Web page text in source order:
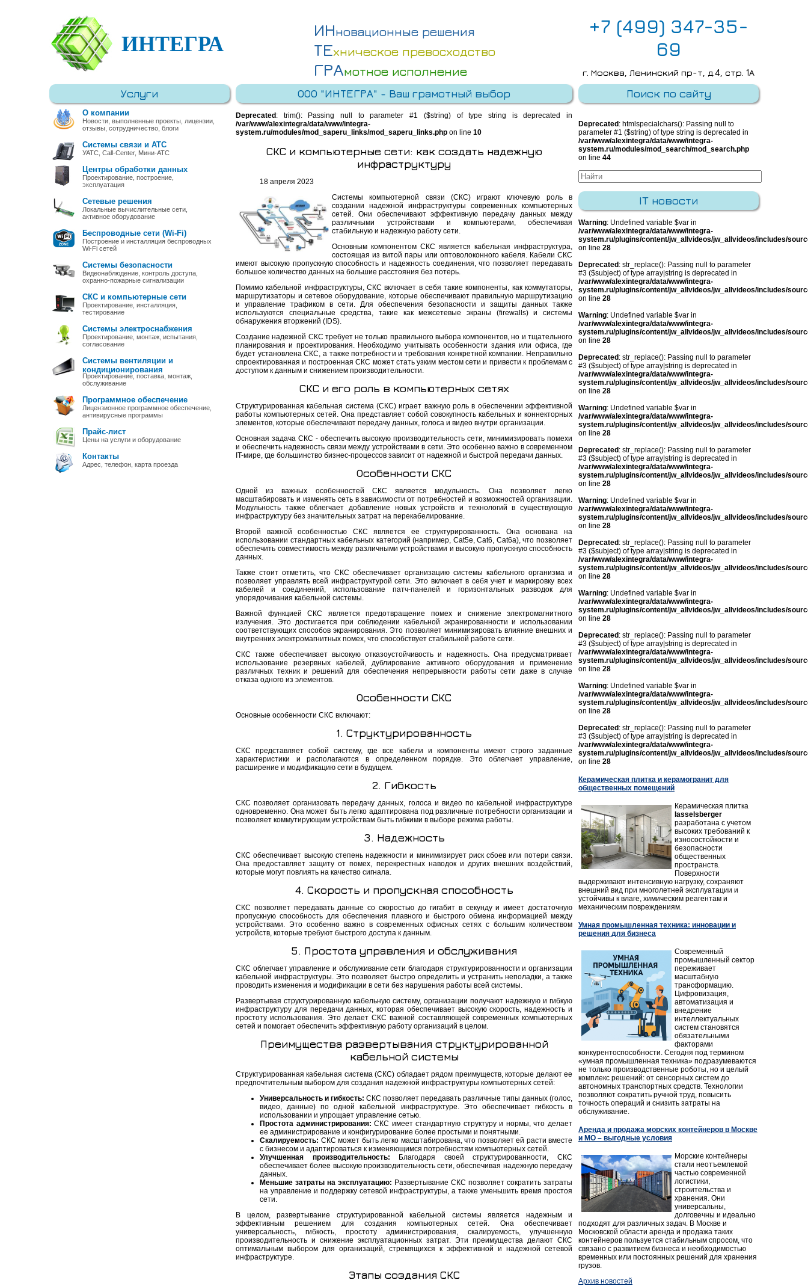
ИНТЕГРА
ИНновационные решения
ТЕхническое превосходство
ГРАмотное исполнение
+7 (499) 347-35-
69
г. Москва, Ленинский пр-т, д.4, стр. 1А
E-mail:info@integra-system.ru
Услуги
О компании
Новости, выполненные проекты, лицензии,
отзывы, сотрудничество, блоги
Системы связи и АТС
УАТС, Call-Center, Мини-АТС
Центры обработки данных
Проектирование, построение,
эксплуатация
Сетевые решения
Локальные вычислительные сети,
активное оборудование
Беспроводные сети (Wi-Fi)
Построение и инсталляция беспроводных
Wi-Fi сетей
Системы безопасности
Видеонаблюдение, контроль доступа,
охранно-пожарные сигнализации
СКС и компьютерные сети
Проектирование, инсталляция,
тестирование
Системы электроснабжения
Проектирование, монтаж, испытания,
согласование
Системы вентиляции и
кондиционирования
Проектирование, поставка, монтаж,
обслуживание
Программное обеспечение
Лицензионное программное обеспечение,
антивирусные программы
Прайс-лист
Цены на услуги и оборудование
Контакты
Адрес, телефон, карта проезда
ООО "ИНТЕГРА" - Ваш грамотный выбор
Deprecated : trim(): Passing null to parameter #1 ($string) of type string is deprecated in
/var/www/alexintegra/data/www/integra-
system.ru/modules/mod_saperu_links/mod_saperu_links.php on line 10
СКС и компьютерные сети: как создать надежную
инфраструктуру
18 апреля 2023
Системы компьютерной связи (СКС) играют ключевую роль в
создании надежной инфраструктуры современных компьютерных
сетей. Они обеспечивают эффективную передачу данных между
различными устройствами и компьютерами, обеспечивая
стабильную и надежную работу сети.
Основным компонентом СКС является кабельная инфраструктура,
состоящая из витой пары или оптоволоконного кабеля. Кабели СКС
имеют высокую пропускную способность и надежность соединения, что позволяет передавать
большое количество данных на большие расстояния без потерь.
Помимо кабельной инфраструктуры, СКС включает в себя такие компоненты, как коммутаторы,
маршрутизаторы и сетевое оборудование, которые обеспечивают правильную маршрутизацию
и управление трафиком в сети. Для обеспечения безопасности и защиты данных также
используются специальные средства, такие как межсетевые экраны (firewalls) и системы
обнаружения вторжений (IDS).
Создание надежной СКС требует не только правильного выбора компонентов, но и тщательного
планирования и проектирования. Необходимо учитывать особенности здания или офиса, где
будет установлена СКС, а также потребности и требования конкретной компании. Неправильно
спроектированная и построенная СКС может стать узким местом сети и привести к проблемам с
доступом к данным и снижением производительности.
СКС и его роль в компьютерных сетях
Структурированная кабельная система (СКС) играет важную роль в обеспечении эффективной
работы компьютерных сетей. Она представляет собой совокупность кабельных и коннекторных
элементов, которые обеспечивают передачу данных, голоса и видео внутри организации.
Основная задача СКС - обеспечить высокую производительность сети, минимизировать помехи
и обеспечить надежность связи между устройствами в сети. Это особенно важно в современном
IT-мире, где большинство бизнес-процессов зависит от надежной и быстрой передачи данных.
Особенности СКС
Одной из важных особенностей СКС является модульность. Она позволяет легко
масштабировать и изменять сеть в зависимости от потребностей и возможностей организации.
Модульность также облегчает добавление новых устройств и технологий в существующую
инфраструктуру без значительных затрат на перекабелирование.
Второй важной особенностью СКС является ее структурированность. Она основана на
использовании стандартных кабельных категорий (например, Cat5e, Cat6, Cat6a), что позволяет
обеспечить совместимость между различными устройствами и высокую пропускную способность
данных.
Также стоит отметить, что СКС обеспечивает организацию системы кабельного организма и
позволяет управлять всей инфраструктурой сети. Это включает в себя учет и маркировку всех
кабелей и соединений, использование патч-панелей и горизонтальных разводок для
упорядочивания кабельной системы.
Важной функцией СКС является предотвращение помех и снижение электромагнитного
излучения. Это достигается при соблюдении кабельной экранированности и использовании
соответствующих способов экранирования. Это позволяет минимизировать влияние внешних и
внутренних электромагнитных помех, что способствует стабильной работе сети.
СКС также обеспечивает высокую отказоустойчивость и надежность. Она предусматривает
использование резервных кабелей, дублирование активного оборудования и применение
различных техник и решений для обеспечения непрерывности работы сети даже в случае
отказа одного из элементов.
Особенности СКС
Основные особенности СКС включают:
1. Структурированность
СКС представляет собой систему, где все кабели и компоненты имеют строго заданные
характеристики и располагаются в определенном порядке. Это облегчает управление,
расширение и модификацию сети в будущем.
2. Гибкость
СКС позволяет организовать передачу данных, голоса и видео по кабельной инфраструктуре
одновременно. Она может быть легко адаптирована под различные потребности организации и
позволяет коммутирующим устройствам быть гибкими в выборе режима работы.
3. Надежность
СКС обеспечивает высокую степень надежности и минимизирует риск сбоев или потери связи.
Она предоставляет защиту от помех, перекрестных наводок и других внешних воздействий,
которые могут повлиять на качество сигнала.
4. Скорость и пропускная способность
СКС позволяет передавать данные со скоростью до гигабит в секунду и имеет достаточную
пропускную способность для обеспечения плавного и быстрого обмена информацией между
устройствами. Это особенно важно в современных офисных сетях с большим количеством
устройств, которые требуют быстрого доступа к данным.
5. Простота управления и обслуживания
СКС облегчает управление и обслуживание сети благодаря структурированности и организации
кабельной инфраструктуры. Это позволяет быстро определить и устранить неполадки, а также
проводить изменения и модификации в сети без нарушения работы всей системы.
Развертывая структурированную кабельную систему, организации получают надежную и гибкую
инфраструктуру для передачи данных, которая обеспечивает высокую скорость, надежность и
простоту использования. Это делает СКС важной составляющей современных компьютерных
сетей и помогает обеспечить эффективную работу организаций в целом.
Преимущества развертывания структурированной
кабельной системы
Структурированная кабельная система (СКС) обладает рядом преимуществ, которые делают ее
предпочтительным выбором для создания надежной инфраструктуры компьютерных сетей:
Универсальность и гибкость: СКС позволяет передавать различные типы данных (голос,
видео, данные) по одной кабельной инфраструктуре. Это обеспечивает гибкость в
использовании и упрощает управление сетью.
Простота администрирования: СКС имеет стандартную структуру и нормы, что делает
ее администрирование и конфигурирование более простыми и понятными.
Скалируемость: СКС может быть легко масштабирована, что позволяет ей расти вместе
с бизнесом и адаптироваться к изменяющимся потребностям компьютерных сетей.
Улучшенная производительность: Благодаря своей структурированности, СКС
обеспечивает более высокую производительность сети, обеспечивая надежную передачу
данных.
Меньшие затраты на эксплуатацию: Развертывание СКС позволяет сократить затраты
на управление и поддержку сетевой инфраструктуры, а также уменьшить время простоя
сети.
В целом, развертывание структурированной кабельной системы является надежным и
эффективным решением для создания компьютерных сетей. Она обеспечивает
универсальность, гибкость, простоту администрирования, скалируемость, улучшенную
производительность и снижение эксплуатационных затрат. Эти преимущества делают СКС
оптимальным выбором для организаций, стремящихся к эффективной и надежной сетевой
инфраструктуре.
Этапы создания СКС
Поиск по сайту
Deprecated : htmlspecialchars(): Passing null to
parameter #1 ($string) of type string is deprecated in
/var/www/alexintegra/data/www/integra-
system.ru/modules/mod_search/mod_search.php
on line 44
IT новости
Warning: Undefined variable $var in
/var/www/alexintegra/data/www/integra-
system.ru/plugins/content/jw_allvideos/jw_allvideos/includes/
on line 28
Deprecated : str_replace(): Passing null to parameter
#3 ($subject) of type array|string is deprecated in
/var/www/alexintegra/data/www/integra-
system.ru/plugins/content/jw_allvideos/jw_allvideos/includes/
on line 28
Warning: Undefined variable $var in
/var/www/alexintegra/data/www/integra-
system.ru/plugins/content/jw_allvideos/jw_allvideos/includes/
on line 28
Deprecated : str_replace(): Passing null to parameter
#3 ($subject) of type array|string is deprecated in
/var/www/alexintegra/data/www/integra-
system.ru/plugins/content/jw_allvideos/jw_allvideos/includes/
on line 28
Warning: Undefined variable $var in
/var/www/alexintegra/data/www/integra-
system.ru/plugins/content/jw_allvideos/jw_allvideos/includes/
on line 28
Deprecated : str_replace(): Passing null to parameter
#3 ($subject) of type array|string is deprecated in
/var/www/alexintegra/data/www/integra-
system.ru/plugins/content/jw_allvideos/jw_allvideos/includes/
on line 28
Warning: Undefined variable $var in
/var/www/alexintegra/data/www/integra-
system.ru/plugins/content/jw_allvideos/jw_allvideos/includes/
on line 28
Deprecated : str_replace(): Passing null to parameter
#3 ($subject) of type array|string is deprecated in
/var/www/alexintegra/data/www/integra-
system.ru/plugins/content/jw_allvideos/jw_allvideos/includes/
on line 28
Warning: Undefined variable $var in
/var/www/alexintegra/data/www/integra-
system.ru/plugins/content/jw_allvideos/jw_allvideos/includes/
on line 28
Deprecated : str_replace(): Passing null to parameter
#3 ($subject) of type array|string is deprecated in
/var/www/alexintegra/data/www/integra-
system.ru/plugins/content/jw_allvideos/jw_allvideos/includes/
on line 28
Warning: Undefined variable $var in
/var/www/alexintegra/data/www/integra-
system.ru/plugins/content/jw_allvideos/jw_allvideos/includes/
on line 28
Deprecated : str_replace(): Passing null to parameter
#3 ($subject) of type array|string is deprecated in
/var/www/alexintegra/data/www/integra-
system.ru/plugins/content/jw_allvideos/jw_allvideos/includes/
on line 28
Керамическая плитка и керамогранит для
общественных помещений
Керамическая плитка
lasselsberger
разработана с учетом
высоких требований к
износостойкости и
безопасности
общественных
пространств.
Поверхности
выдерживают интенсивную нагрузку, сохраняют
внешний вид при многолетней эксплуатации и
устойчивы к влаге, химическим реагентам и
механическим повреждениям.
Умная промышленная техника: инновации и
решения для бизнеса
Современный
промышленный сектор
переживает
масштабную
трансформацию.
Цифровизация,
автоматизация и
внедрение
интеллектуальных
систем становятся
обязательными
факторами
конкурентоспособности. Сегодня под термином
«умная промышленная техника» подразумеваются
не только производственные роботы, но и целый
комплекс решений: от сенсорных систем до
автономных транспортных средств. Технологии
позволяют сократить ручной труд, повысить
точность операций и снизить затраты на
обслуживание.
Аренда и продажа морских контейнеров в Москве
и МО – выгодные условия
Морские контейнеры
стали неотъемлемой
частью современной
логистики,
строительства и
хранения. Они
универсальны,
долговечны и идеально
подходят для различных задач. В Москве и
Московской области аренда и продажа таких
контейнеров пользуется стабильным спросом, что
связано с развитием бизнеса и необходимостью
временных или постоянных решений для хранения
грузов.
Архив новостей